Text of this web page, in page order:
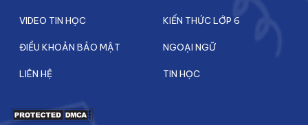
VIDEO TIN HỌC KIẾN THỨC LỚP 6
ĐIỀU KHOẢN BẢO MẬT NGOẠI NGỮ
LIÊN HỆ TIN HỌC